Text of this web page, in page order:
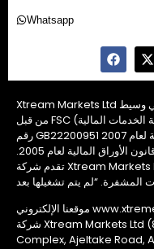
Whatsapp
Xtream Markets Ltd هي وسيط ECN الأسرع نموًا، وهي مسجلة ومنظمة
من قبل FSC (لجنة الخدمات المالية) – موريشيوس. رخصة الأعمال العالمية
رقم GB22200951 بموجب المادة 72 من قانون الخدمات المالية لعام 2007
ورخصة تاجر الاستثمار بموجب المادة 29 من قانون الأوراق المالية لعام 2005.
تقدم شركة Xtream Markets Ltd خدمات التداول في الفوركس والسلع
موقعنا الإلكتروني www.xtrememarkets.com مملوك ومدار من قبل
شركة Xtream Markets Ltd (رقم التسجيل 84516) Trust Company
Complex, Ajeltake Road,